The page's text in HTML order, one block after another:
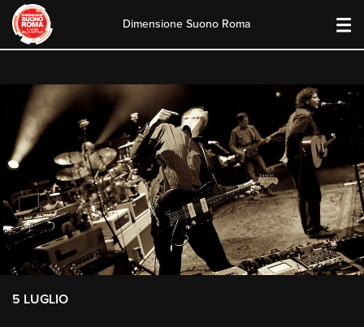
content
Dimensione Suono Roma
5 LUGLIO